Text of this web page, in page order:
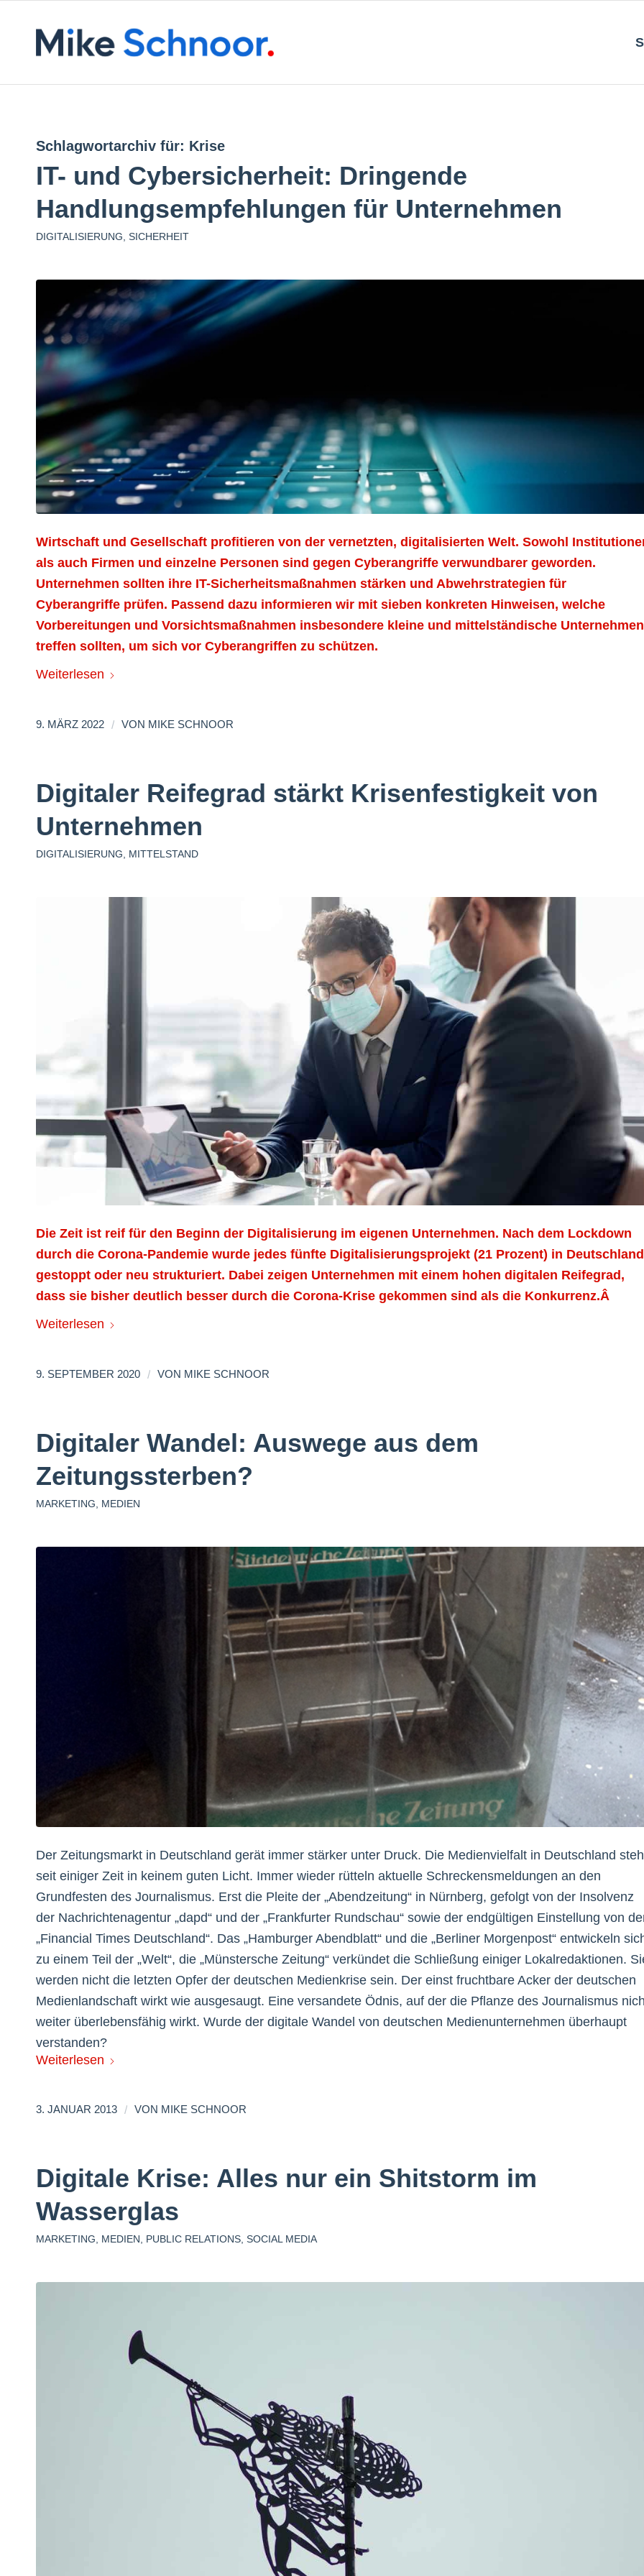
Schlagwortarchiv für: Krise
IT- und Cybersicherheit: Dringende
Handlungsempfehlungen für Unternehmen
DIGITALISIERUNG SICHERHEIT
Wirtschaft und Gesellschaft profitieren von der vernetzten, digitalisierten Welt. Sowohl
als auch Firmen und einzelne Personen sind gegen Cyberangriffe verwundbarer geworden.
Unternehmen sollten ihre IT-Sicherheitsmaßnahmen stärken und Abwehrstrategien für
Cyberangriffe prüfen. Passend dazu informieren wir mit sieben konkreten Hinweisen, welche
Vorbereitungen und Vorsichtsmaßnahmen insbesondere kleine und mittelständische Unternehmen
treffen sollten, um sich vor Cyberangriffen zu schützen.
Weiterlesen
9. MÄRZ 2022 / VON MIKE SCHNOOR
Digitaler Reifegrad stärkt Krisenfestigkeit von
Unternehmen
DIGITALISIERUNG MITTELSTAND
Die Zeit ist reif für den Beginn der Digitalisierung im eigenen Unternehmen. Nach dem Lockdown
durch die Corona-Pandemie wurde jedes fünfte Digitalisierungsprojekt (21 Prozent) in Deutschland
gestoppt oder neu strukturiert. Dabei zeigen Unternehmen mit einem hohen digitalen Reifegrad,
dass sie bisher deutlich besser durch die Corona-Krise gekommen sind als die Konkurrenz.Â
Weiterlesen
9. SEPTEMBER 2020 / VON MIKE SCHNOOR
Digitaler Wandel: Auswege aus dem
Zeitungssterben?
MARKETING MEDIEN
Der Zeitungsmarkt in Deutschland gerät immer stärker unter Druck. Die Medienvielfalt in Deutschland
seit einiger Zeit in keinem guten Licht. Immer wieder rütteln aktuelle Schreckensmeldungen an den
Grundfesten des Journalismus. Erst die Pleite der „Abendzeitung“ in Nürnberg, gefolgt von der Insolvenz
der Nachrichtenagentur „dapd“ und der „Frankfurter Rundschau“ sowie der endgültigen Einstellung von
„Financial Times Deutschland“. Das „Hamburger Abendblatt“ und die „Berliner Morgenpost“ entwickeln
zu einem Teil der „Welt“, die „Münstersche Zeitung“ verkündet die Schließung einiger Lokalredaktionen.
werden nicht die letzten Opfer der deutschen Medienkrise sein. Der einst fruchtbare Acker der deutschen
Medienlandschaft wirkt wie ausgesaugt. Eine versandete Ödnis, auf der die Pflanze des Journalismus
weiter überlebensfähig wirkt. Wurde der digitale Wandel von deutschen Medienunternehmen überhaupt
verstanden?
Weiterlesen
3. JANUAR 2013 / VON MIKE SCHNOOR
Digitale Krise: Alles nur ein Shitstorm im
Wasserglas
MARKETING, MEDIEN, PUBLIC RELATIONS, SOCIAL MEDIA